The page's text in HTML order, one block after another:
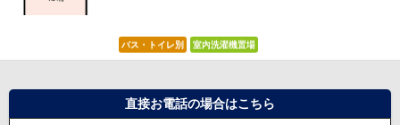
バス・トイレ別 室内洗濯機置場
直接お電話の場合はこちら